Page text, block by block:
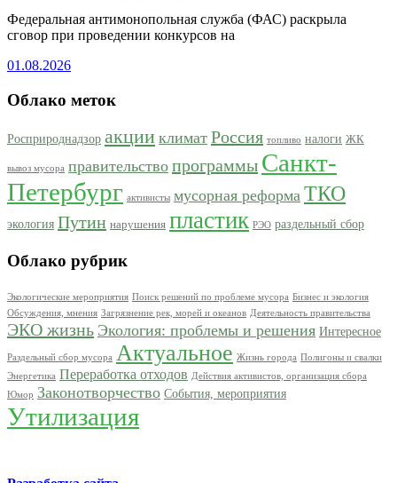
Федеральная антимонопольная служба (ФАС) раскрыла
сговор при проведении конкурсов на
01.08.2026
Облако меток
Росприроднадзор акции климат Россия топливо налоги ЖК
вывоз мусора правительство программы Санкт-
Петербург активисты мусорная реформа ТКО
экология Путин нарушения пластик РЭО раздельный сбор
Облако рубрик
Экологические мероприятия Поиск решений по проблеме мусора Бизнес и экология
Обсуждения, мнения Загрязнение рек, морей и океанов Деятельность правительства
ЭКО жизнь Экология: проблемы и решения Интересное
Раздельный сбор мусора Актуальное Жизнь города Полигоны и свалки
Энергетика Переработка отходов Действия активистов, организация сбора
Юмор Законотворчество События, мероприятия
Утилизация